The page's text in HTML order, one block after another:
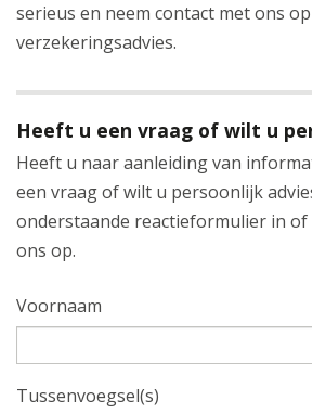
serieus en neem contact met ons
verzekeringsadvies.
Heeft u een vraag of wilt u
Heeft u naar aanleiding van
een vraag of wilt u persoonlijk
onderstaande reactieformulier in of
ons op.
Voornaam
Tussenvoegsel(s)